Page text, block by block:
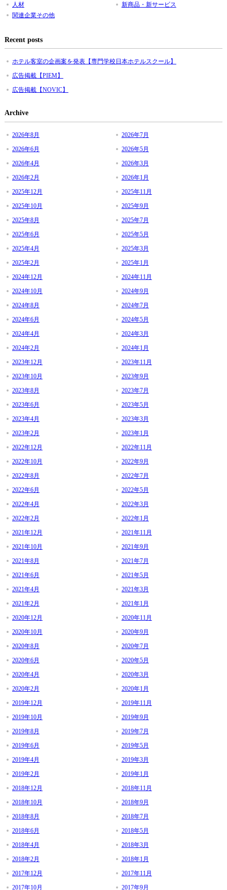
人材
新商品・新サービス
関連企業その他
Recent posts
ホテル客室の企画案を発表【専門学校日本ホテルスクール】
広告掲載【PIEM】
広告掲載【NOVIC】
Archive
2026年8月
2026年7月
2026年6月
2026年5月
2026年4月
2026年3月
2026年2月
2026年1月
2025年12月
2025年11月
2025年10月
2025年9月
2025年8月
2025年7月
2025年6月
2025年5月
2025年4月
2025年3月
2025年2月
2025年1月
2024年12月
2024年11月
2024年10月
2024年9月
2024年8月
2024年7月
2024年6月
2024年5月
2024年4月
2024年3月
2024年2月
2024年1月
2023年12月
2023年11月
2023年10月
2023年9月
2023年8月
2023年7月
2023年6月
2023年5月
2023年4月
2023年3月
2023年2月
2023年1月
2022年12月
2022年11月
2022年10月
2022年9月
2022年8月
2022年7月
2022年6月
2022年5月
2022年4月
2022年3月
2022年2月
2022年1月
2021年12月
2021年11月
2021年10月
2021年9月
2021年8月
2021年7月
2021年6月
2021年5月
2021年4月
2021年3月
2021年2月
2021年1月
2020年12月
2020年11月
2020年10月
2020年9月
2020年8月
2020年7月
2020年6月
2020年5月
2020年4月
2020年3月
2020年2月
2020年1月
2019年12月
2019年11月
2019年10月
2019年9月
2019年8月
2019年7月
2019年6月
2019年5月
2019年4月
2019年3月
2019年2月
2019年1月
2018年12月
2018年11月
2018年10月
2018年9月
2018年8月
2018年7月
2018年6月
2018年5月
2018年4月
2018年3月
2018年2月
2018年1月
2017年12月
2017年11月
2017年10月
2017年9月